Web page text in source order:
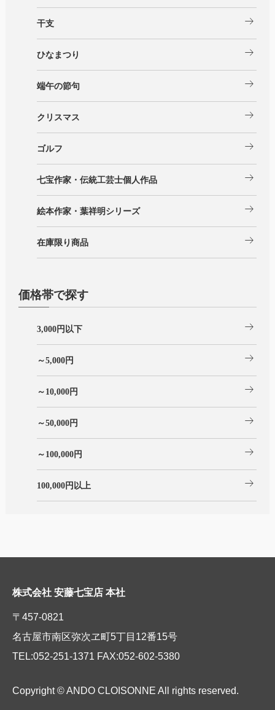
干支 arrow_right_alt
ひなまつり arrow_right_alt
端午の節句 arrow_right_alt
クリスマス arrow_right_alt
ゴルフ arrow_right_alt
七宝作家・伝統工芸士個人作品 arrow_right_alt
絵本作家・葉祥明シリーズ arrow_right_alt
在庫限り商品 arrow_right_alt
価格帯で探す
3,000円以下 arrow_right_alt
～5,000円 arrow_right_alt
～10,000円 arrow_right_alt
～50,000円 arrow_right_alt
～100,000円 arrow_right_alt
100,000円以上 arrow_right_alt
株式会社 安藤七宝店 本社
〒457-0821
名古屋市南区弥次ヱ町5丁目12番15号
TEL:052-251-1371 FAX:052-602-5380
Copyright © ANDO CLOISONNE All rights reserved.